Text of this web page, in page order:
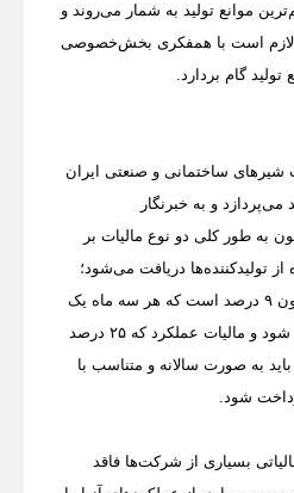
موانع تولید به شمار می‌روند و
لازم است با همفکری بخش‌خصوصی
گام بردارد.
ساختمانی و صنعتی ایران
و به خبرنگار
به طور کلی دو نوع مالیات بر
تولیدکننده‌ها دریافت می‌شود؛
مالیات ارزش افزوده طبق قانون ۹ درصد است که هر سه ماه یک
بار باید به صورت نقد پرداخت شود و مالیات عملکرد که ۲۵ درصد
به صورت سالانه و متناسب با
شود.
بسیاری از شرکت‌ها فاقد